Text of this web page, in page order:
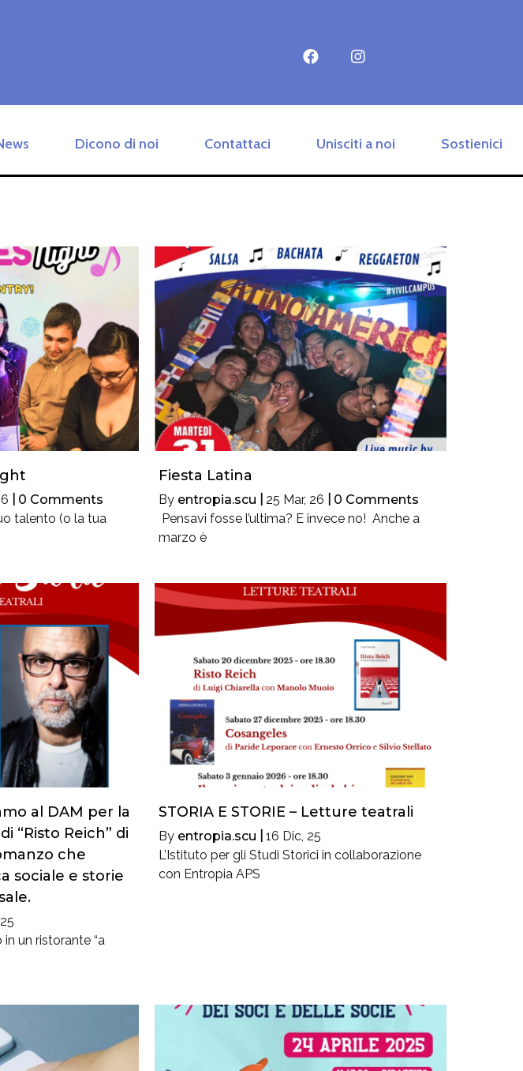
Dicono di noi Contattaci Unisciti a noi Sostienici
0 Comments
talento (o la tua
Fiesta Latina
By entropia.scu 25 Mar, 26
0 Comments
Pensavi fosse l’ultima? E invece no! Anche a
marzo è
al DAM per la
“Risto Reich” di
che
sociale e storie
un ristorante “a
STORIA E STORIE – Letture teatrali
By entropia.scu 16 Dic, 25
L’Istituto per gli Studi Storici in collaborazione
con Entropia APS